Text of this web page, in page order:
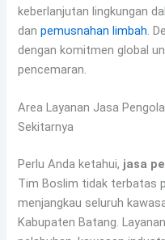
keberlanjutan lingkungan
danpemusnahan limbah .
dengan komitmen global
pencemaran.
Area Layanan Jasa
Sekitarnya
Perlu Anda ketahui, jasa
Tim Boslim tidak terbatas
menjangkau seluruh
Kabupaten Batang.